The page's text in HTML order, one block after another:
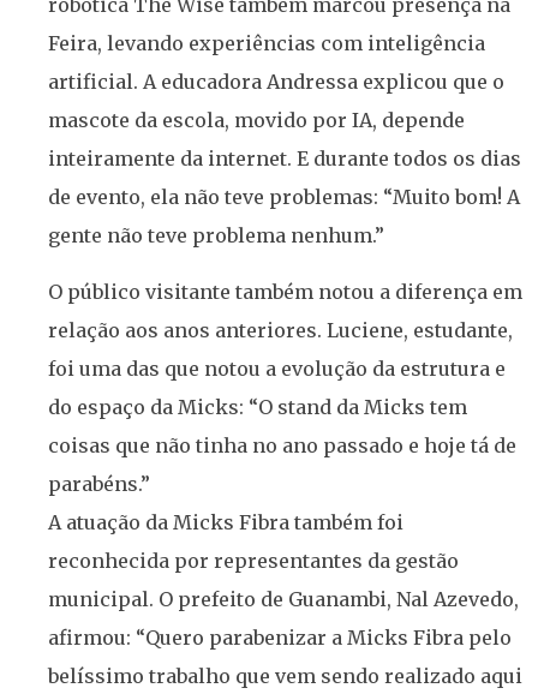
robótica The Wise também marcou presença na
Feira, levando experiências com inteligência
artificial. A educadora Andressa explicou que o
mascote da escola, movido por IA, depende
inteiramente da internet. E durante todos os dias
de evento, ela não teve problemas: “Muito bom! A
gente não teve problema nenhum.”
O público visitante também notou a diferença em
relação aos anos anteriores. Luciene, estudante,
foi uma das que notou a evolução da estrutura e
do espaço da Micks: “O stand da Micks tem
coisas que não tinha no ano passado e hoje tá de
parabéns.”
A atuação da Micks Fibra também foi
reconhecida por representantes da gestão
municipal. O prefeito de Guanambi, Nal Azevedo,
afirmou: “Quero parabenizar a Micks Fibra pelo
belíssimo trabalho que vem sendo realizado aqui